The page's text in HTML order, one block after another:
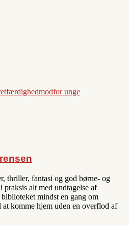
modfor unge
thriller, fantasi og god børne- og
alt med undtagelse af
mindst en gang om
at komme hjem uden en overflod af